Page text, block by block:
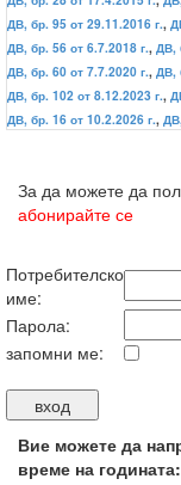
ДВ, бр. 95 от 29.11.2016 г.,
ДВ, бр. 56 от 6.7.2018 г., ДВ,
ДВ, бр. 60 от 7.7.2020 г., ДВ,
ДВ, бр. 102 от 8.12.2023 г.,
ДВ, бр. 16 от 10.2.2026 г.,
За да можете да
абонирайте се
Потребителско
име:
Парола:
запомни ме:
Вие можете да
време на годината: